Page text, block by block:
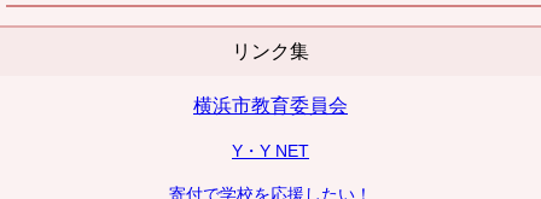
リンク集
横浜市教育委員会
Y・Y NET
寄付で学校を応援したい！